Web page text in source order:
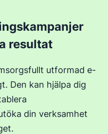
resultat
utformad e-
Den kan hjälpa dig
din verksamhet